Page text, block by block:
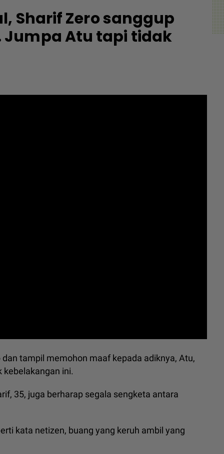
Sharif Zero sanggup
Atu tapi tidak
tampil memohon maaf kepada adiknya, Atu,
kebelakangan ini.
35, juga berharap segala sengketa antara
kata netizen, buang yang keruh ambil yang